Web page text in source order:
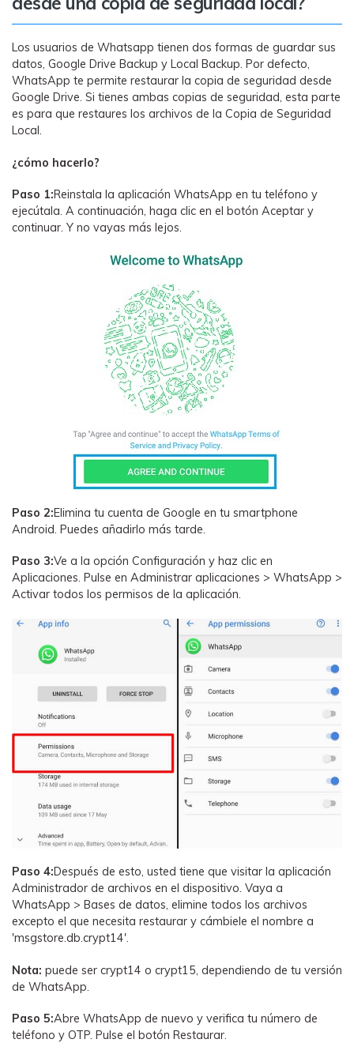
Los usuarios de Whatsapp tienen dos formas de guardar sus
datos, Google Drive Backup y Local Backup. Por defecto,
WhatsApp te permite restaurar la copia de seguridad desde
Google Drive. Si tienes ambas copias de seguridad, esta parte
es para que restaures los archivos de la Copia de Seguridad
Local.
󠀰¿cómo hacerlo?󠀲󠀩󠀠󠀤󠀡󠀠󠀧󠀥󠀳
Paso 1:Reinstala la aplicación WhatsApp en tu teléfono y
ejecútala. A continuación, haga clic en el botón Aceptar y
continuar. Y no vayas más lejos.
Paso 2:Elimina tu cuenta de Google en tu smartphone
Android. Puedes añadirlo más tarde.
Paso 3:Ve a la opción Configuración y haz clic en
Aplicaciones. Pulse en Administrar aplicaciones > WhatsApp >
Activar todos los permisos de la aplicación.
Paso 4:Después de esto, usted tiene que visitar la aplicación
Administrador de archivos en el dispositivo. Vaya a
WhatsApp > Bases de datos, elimine todos los archivos
excepto el que necesita restaurar y cámbiele el nombre a
'msgstore.db.crypt14'.
Nota: puede ser crypt14 o crypt15, dependiendo de tu versión
de WhatsApp.
Paso 5:Abre WhatsApp de nuevo y verifica tu número de
teléfono y OTP. Pulse el botón Restaurar.